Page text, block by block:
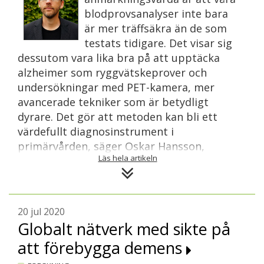
blodprovsanalyser inte bara
är mer träffsäkra än de som
testats tidigare. Det visar sig
dessutom vara lika bra på att upptäcka
alzheimer som ryggvätskeprover och
undersökningar med PET-kamera, mer
avancerade tekniker som är betydligt
dyrare. Det gör att metoden kan bli ett
värdefullt diagnosinstrument i
primärvården, säger Oskar Hansson,
professor i neurologi vid Lunds
universitet, till Svenskt Demenscentrum.
Oskar Hansson har varit forskningsledare
för studien som även involverat Göteborgs
universitet och universitet i USA och
Colombia. Forskarnas fynd kan beskrivas i
två steg. För det första, att en form av
Läs hela artikeln
20 jul 2020
Globalt nätverk med sikte på
att förebygga demens